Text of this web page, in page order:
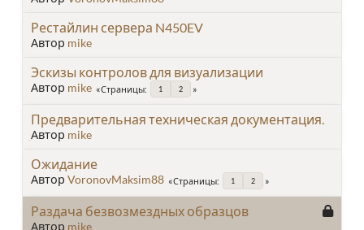
Рестайлин сервера N450EV
Автор mike
Эскизы контролов для визуализации
Автор mike Страницы 1 2
Предварительная техническая документация.
Автор mike
Ожидание
Автор VoronovMaksim88 Страницы 1 2
Раздача безвозмездных образцов
Автор mike